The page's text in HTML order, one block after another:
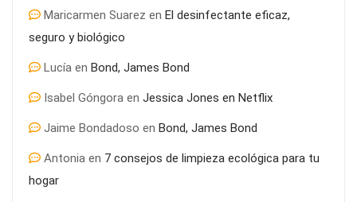
Maricarmen Suarez en El desinfectante eficaz,
seguro y biológico
Lucía en Bond, James Bond
Isabel Góngora en Jessica Jones en Netflix
Jaime Bondadoso en Bond, James Bond
Antonia en 7 consejos de limpieza ecológica para tu
hogar